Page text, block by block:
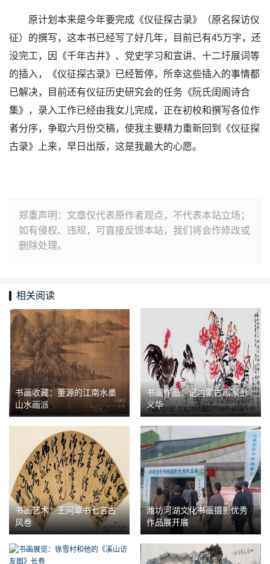
原计划本来是今年要完成《仪征探古录》（原名探访仪
征）的撰写，这本书已经写了好几年，目前已有45万字，还
没完工，因《千年古井》、党史学习和宣讲、十二圩展词等
的插入，《仪征探古录》已经暂停，所幸这些插入的事情都
已解决，目前还有仪征历史研究会的任务《阮氏闺阁诗合
集》，录入工作已经由我女儿完成，正在初校和撰写各位作
者分序，争取六月份交稿，使我主要精力重新回到《仪征探
古录》上来，早日出版，这是我最大的心愿。
郑重声明：文章仅代表原作者观点，不代表本站立场；
如有侵权、违规，可直接反馈本站，我们将会作修改或
删除处理。
相关阅读
书画收藏：董源的江南水墨
山水画派
书画作品：记内蒙古画家彭
义华
书画艺术：王问草书七言古
风卷
潍坊河湖文化书画摄影优秀
作品展开展